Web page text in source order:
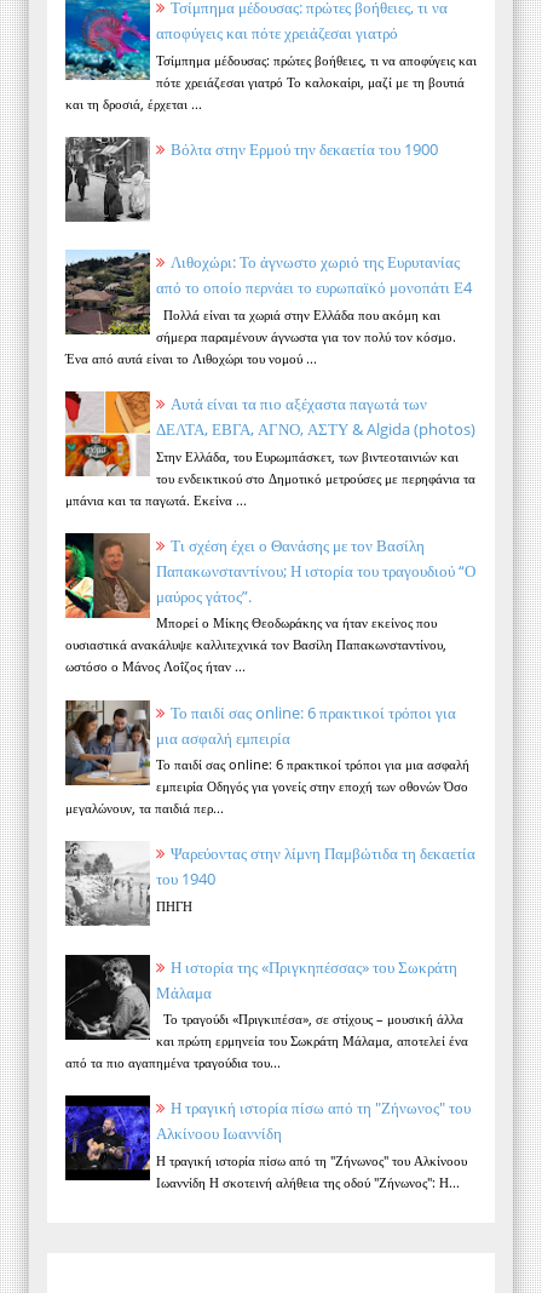
Τσίμπημα μέδουσας: πρώτες βοήθειες, τι να
αποφύγεις και πότε χρειάζεσαι γιατρό
Τσίμπημα μέδουσας: πρώτες βοήθειες, τι να αποφύγεις και
πότε χρειάζεσαι γιατρό Το καλοκαίρι, μαζί με τη βουτιά
και τη δροσιά, έρχεται ...
Βόλτα στην Ερμού την δεκαετία του 1900
Λιθοχώρι: Το άγνωστο χωριό της Ευρυτανίας
από το οποίο περνάει το ευρωπαϊκό μονοπάτι Ε4
Πολλά είναι τα χωριά στην Ελλάδα που ακόμη και
σήμερα παραμένουν άγνωστα για τον πολύ τον κόσμο.
Ένα από αυτά είναι το Λιθοχώρι του νομού ...
Αυτά είναι τα πιο αξέχαστα παγωτά των
ΔΕΛΤΑ, ΕΒΓΑ, ΑΓΝΟ, ΑΣΤΥ & Algida (photos)
Στην Ελλάδα, του Ευρωμπάσκετ, των βιντεοταινιών και
του ενδεικτικού στο Δημοτικό μετρούσες με περηφάνια τα
μπάνια και τα παγωτά. Εκείνα ...
Τι σχέση έχει ο Θανάσης με τον Βασίλη
Παπακωνσταντίνου; Η ιστορία του τραγουδιού “Ο
μαύρος γάτος”.
Μπορεί ο Μίκης Θεοδωράκης να ήταν εκείνος που
ουσιαστικά ανακάλυψε καλλιτεχνικά τον Βασίλη Παπακωνσταντίνου,
ωστόσο ο Μάνος Λοΐζος ήταν ...
Το παιδί σας online: 6 πρακτικοί τρόποι για
μια ασφαλή εμπειρία
Το παιδί σας online: 6 πρακτικοί τρόποι για μια ασφαλή
εμπειρία Οδηγός για γονείς στην εποχή των οθονών Όσο
μεγαλώνουν, τα παιδιά περ...
Ψαρεύοντας στην λίμνη Παμβώτιδα τη δεκαετία
του 1940
ΠΗΓΗ
Η ιστορία της «Πριγκηπέσσας» του Σωκράτη
Μάλαμα
Το τραγούδι «Πριγκιπέσα», σε στίχους – μουσική άλλα
και πρώτη ερμηνεία του Σωκράτη Μάλαμα, αποτελεί ένα
από τα πιο αγαπημένα τραγούδια του...
Η τραγική ιστορία πίσω από τη "Ζήνωνος" του
Αλκίνοου Ιωαννίδη
Η τραγική ιστορία πίσω από τη "Ζήνωνος" του Αλκίνοου
Ιωαννίδη Η σκοτεινή αλήθεια της οδού "Ζήνωνος": Η...